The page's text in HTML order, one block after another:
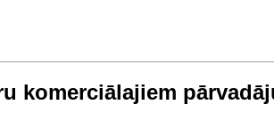
komerciālajiem